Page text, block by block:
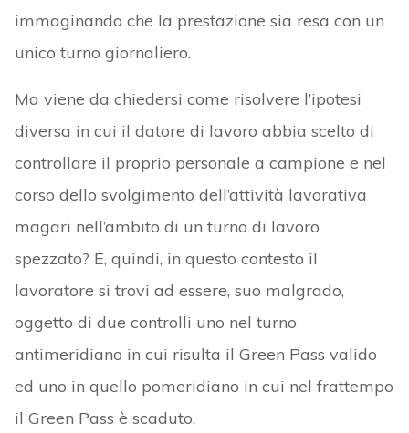
immaginando che la prestazione sia resa con un
unico turno giornaliero.
Ma viene da chiedersi come risolvere l’ipotesi
diversa in cui il datore di lavoro abbia scelto di
controllare il proprio personale a campione e nel
corso dello svolgimento dell’attività lavorativa
magari nell’ambito di un turno di lavoro
spezzato? E, quindi, in questo contesto il
lavoratore si trovi ad essere, suo malgrado,
oggetto di due controlli uno nel turno
antimeridiano in cui risulta il Green Pass valido
ed uno in quello pomeridiano in cui nel frattempo
il Green Pass è scaduto.